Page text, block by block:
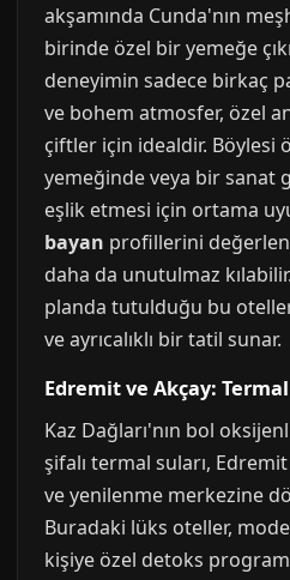
akşamında Cunda'nın
birinde özel bir yemeğe
deneyimin sadece birkaç
ve bohem atmosfer, özel
çiftler için idealdir. Böylesi
yemeğinde veya bir sanat
eşlik etmesi için ortama
bayan profillerini
daha da unutulmaz
planda tutulduğu bu
ve ayrıcalıklı bir tatil sunar.
Edremit ve Akçay:
Kaz Dağları'nın bol
şifalı termal suları,
ve yenilenme merkezine
Buradaki lüks oteller,
kişiye özel detoks